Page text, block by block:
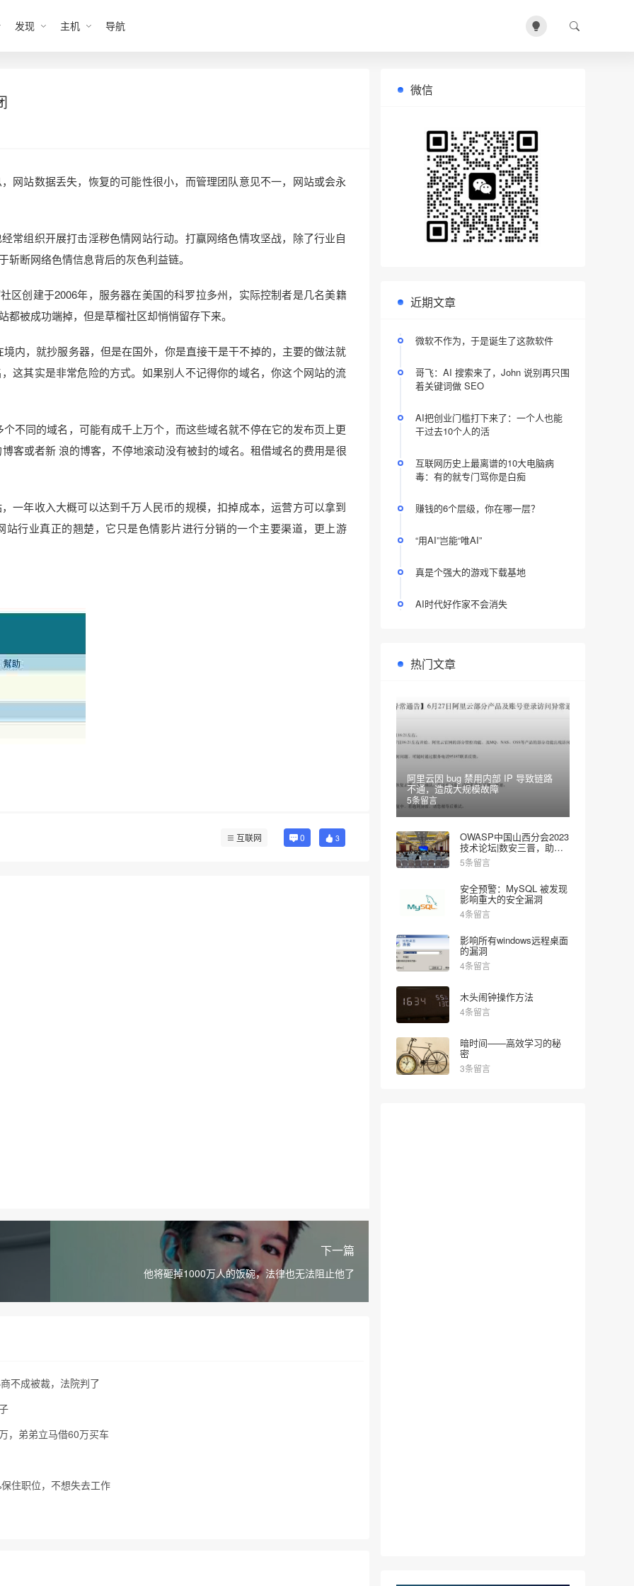
发现 主机 导航
网站数据丢失，恢复的可能性很小，而管理团队意见不一，网站或会永
常组织开展打击淫秽色情网站行动。打赢网络色情攻坚战，除了行业自
断网络色情信息背后的灰色利益链。
区创建于2006年，服务器在美国的科罗拉多州，实际控制者是几名美籍
被成功端掉，但是草榴社区却悄悄留存下来。
内，就抄服务器，但是在国外，你是直接干是干不掉的，主要的做法就
这其实是非常危险的方式。如果别人不记得你的域名，你这个网站的流
不同的域名，可能有成千上万个，而这些域名就不停在它的发布页上更
客或者新 浪的博客，不停地滚动没有被封的域名。租借域名的费用是很
一年收入大概可以达到千万人民币的规模，扣掉成本，运营方可以拿到
行业真正的翘楚，它只是色情影片进行分销的一个主要渠道，更上游
互联网 0 3
下一篇
他将砸掉1000万人的饭碗，法律也无法阻止他了
不成被裁，法院判了
，弟弟立马借60万买车
住职位，不想失去工作
微信
近期文章
微软不作为，于是诞生了这款软件
哥飞：AI 搜索来了，John 说别再只围
着关键词做 SEO
AI把创业门槛打下来了：一个人也能
干过去10个人的活
互联网历史上最离谱的10大电脑病
毒：有的就专门骂你是白痴
赚钱的6个层级，你在哪一层？
“用AI”岂能“唯AI”
真是个强大的游戏下载基地
AI时代好作家不会消失
热门文章
阿里云因 bug 禁用内部 IP 导致链路
不通，造成大规模故障
5条留言
OWASP中国山西分会2023
技术论坛|数安三晋，助力
网安
5条留言
安全预警：MySQL 被发现
影响重大的安全漏洞
4条留言
影响所有windows远程桌面
的漏洞
4条留言
木头闹钟操作方法
4条留言
暗时间——高效学习的秘
密
3条留言